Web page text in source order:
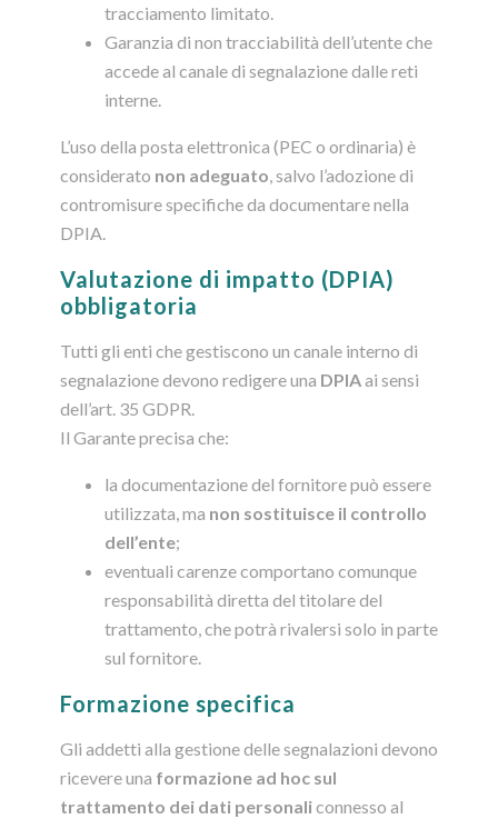
tracciamento limitato.
Garanzia di non tracciabilità dell’utente che
accede al canale di segnalazione dalle reti
interne.
L’uso della posta elettronica (PEC o ordinaria) è
considerato non adeguato, salvo l’adozione di
contromisure specifiche da documentare nella
DPIA.
Valutazione di impatto (DPIA)
obbligatoria
Tutti gli enti che gestiscono un canale interno di
segnalazione devono redigere una DPIAai sensi
dell’art. 35 GDPR.
Il Garante precisa che:
la documentazione del fornitore può essere
utilizzata, ma non sostituisce il controllo
dell’ente;
eventuali carenze comportano comunque
responsabilità diretta del titolare del
trattamento, che potrà rivalersi solo in parte
sul fornitore.
Formazione specifica
Gli addetti alla gestione delle segnalazioni devono
ricevere una formazione ad hoc sul
trattamento dei dati personaliconnesso al